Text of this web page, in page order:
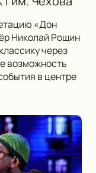
«Дон
Николай Рощин
через
возможность
в центре